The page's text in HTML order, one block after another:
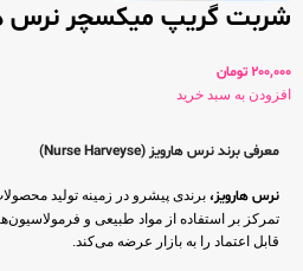
شربت گریپ میکسچر نرس
200,000 تومان
افزودن به سبد خرید
معرفی برند نرس هارویز (Nurse Harveyse)
نرس هارویز، برندی پیشرو در زمینه تولید
تمرکز بر استفاده از مواد طبیعی و
قابل اعتماد را به بازار عرضه می‌کند.